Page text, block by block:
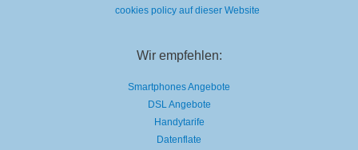
cookies policy auf dieser Website
Wir empfehlen:
Smartphones Angebote
DSL Angebote
Handytarife
Datenflate